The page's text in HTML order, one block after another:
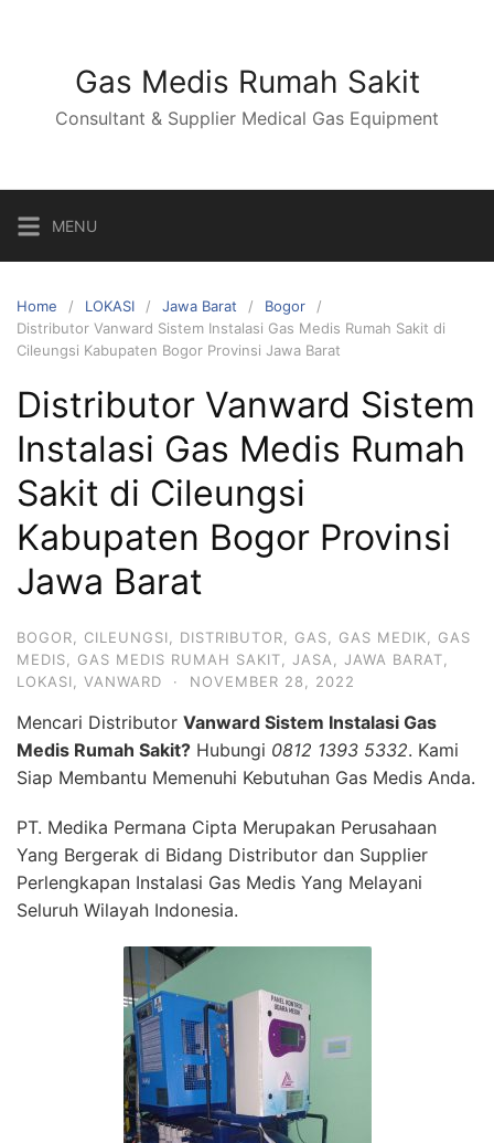
Gas Medis Rumah Sakit
Consultant & Supplier Medical Gas Equipment
MENU
Home LOKASI Jawa Barat
Bogor
Distributor Vanward Sistem Instalasi Gas Medis Rumah Sakit di
Cileungsi Kabupaten Bogor Provinsi Jawa Barat
Distributor Vanward Sistem
Instalasi Gas Medis Rumah
Sakit di Cileungsi
Kabupaten Bogor Provinsi
Jawa Barat
BOGOR CILEUNGSI DISTRIBUTOR GAS GAS MEDIK
GAS
MEDIS
GAS MEDIS RUMAH SAKIT JASA JAWA BARAT
LOKASI
VANWARD · NOVEMBER 28, 2022
Mencari Distributor Vanward Sistem Instalasi Gas
Medis Rumah Sakit? Hubungi 0812 1393 5332. Kami
Siap Membantu Memenuhi Kebutuhan Gas Medis Anda.
PT. Medika Permana Cipta Merupakan Perusahaan
Yang Bergerak di Bidang Distributor dan Supplier
Perlengkapan Instalasi Gas Medis Yang Melayani
Seluruh Wilayah Indonesia.